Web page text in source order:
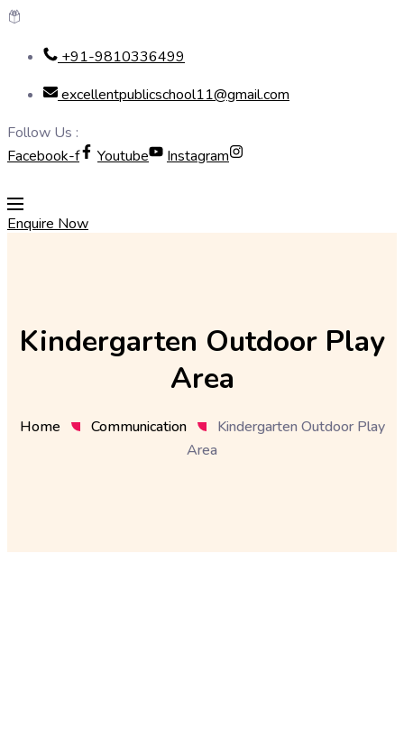
content
+91-9810336499
excellentpublicschool11@gmail.com
Follow Us :
Facebook-f
Youtube Instagram
Enquire Now
Kindergarten Outdoor Play
Area
Home Communication
Kindergarten Outdoor Play
Area